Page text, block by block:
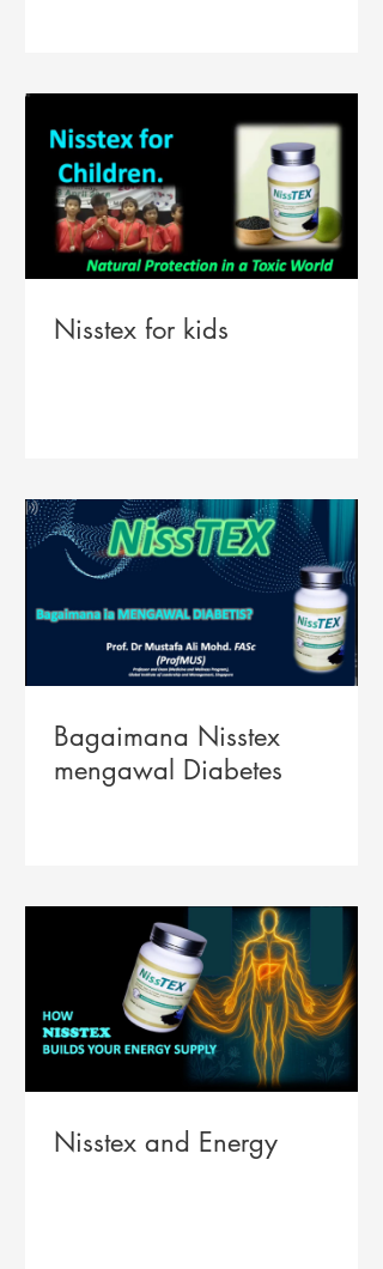
Nisstex for kids
Bagaimana Nisstex
mengawal Diabetes
Nisstex and Energy